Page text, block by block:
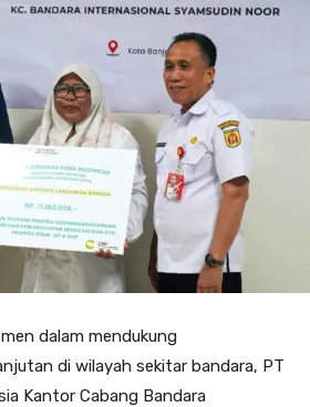
dalam mendukung
di wilayah sekitar bandara, PT
Kantor Cabang Bandara